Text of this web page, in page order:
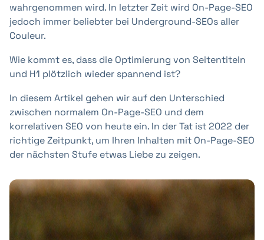
wahrgenommen wird. In letzter Zeit wird On-Page-SEO
jedoch immer beliebter bei Underground-SEOs aller
Couleur.
Wie kommt es, dass die Optimierung von Seitentiteln
und H1 plötzlich wieder spannend ist?
In diesem Artikel gehen wir auf den Unterschied
zwischen normalem On-Page-SEO und dem
korrelativen SEO von heute ein. In der Tat ist 2022 der
richtige Zeitpunkt, um Ihren Inhalten mit On-Page-SEO
der nächsten Stufe etwas Liebe zu zeigen.